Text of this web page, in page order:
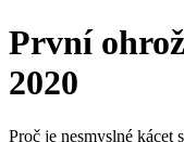
První
2020
Proč je nesmyslné kácet